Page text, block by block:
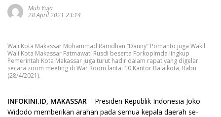
Muh Yuja
28 April 2021 23:14
Wali Kota Makassar Mohammad Ramdhan “Danny” Pomanto juga Wakil
Wali Kota Makassar Fatmawati Rusdi beserta Forkopimda lingkup
Pemerintah Kota Makassar juga turut hadir dalam rapat yang digelar
secara zoom meeting di War Room lantai 10 Kantor Balaikota, Rabu
(28/4/2021).
INFOKINI.ID, MAKASSAR – Presiden Republik Indonesia Joko
Widodo memberikan arahan pada semua kepala daerah se-